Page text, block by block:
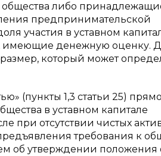
общества либо
предпринимательской
участия в уставном
имеющие денежную оценку.
который может
(пункты 1,3 статьи 25) прямо
в уставном капитале
при отсутствии чистых
требования к
об утверждении положения